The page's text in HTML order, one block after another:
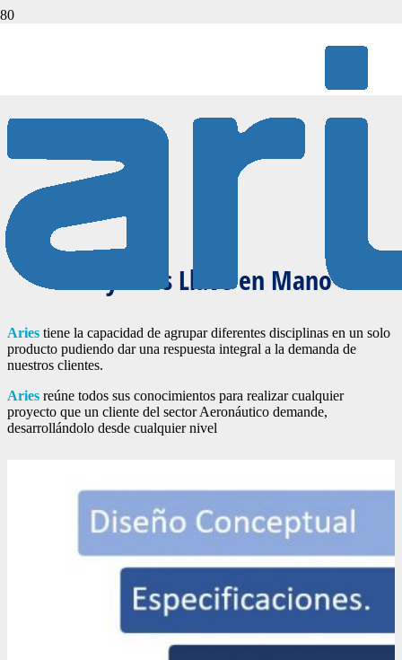
PROYECTOS LLAVE EN MANO
Proyectos Llave en Mano
Aries tiene la capacidad de agrupar diferentes disciplinas en un solo
producto pudiendo dar una respuesta integral a la demanda de
nuestros clientes.
Aries reúne todos sus conocimientos para realizar cualquier
proyecto que un cliente del sector Aeronáutico demande,
desarrollándolo desde cualquier nivel